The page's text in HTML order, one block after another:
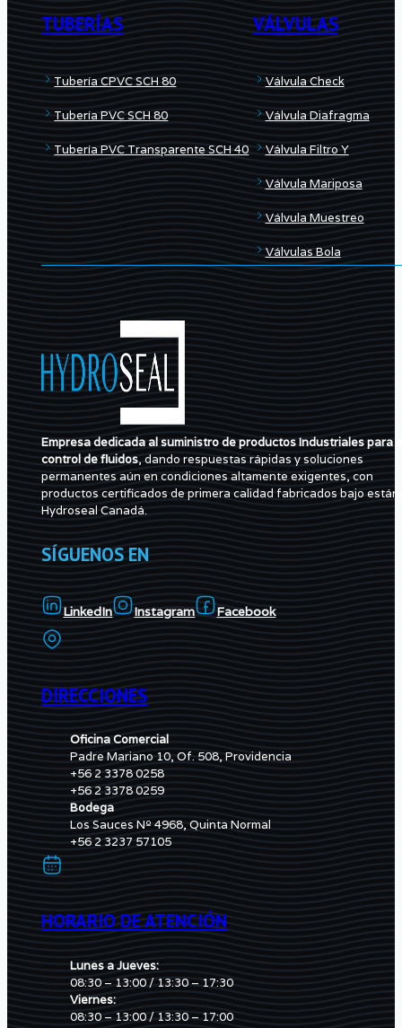
TUBERÍAS
Tubería CPVC SCH 80
Tubería PVC SCH 80
Tubería PVC Transparente SCH 40
VÁLVULAS
Válvula Check
Válvula Diafragma
Válvula Filtro Y
Válvula Mariposa
Válvula Muestreo
Válvulas Bola
Empresa dedicada al suministro de productos Industriales para
control de fluidos, dando respuestas rápidas y soluciones
permanentes aún en condiciones altamente exigentes, con
productos certificados de primera calidad fabricados bajo
Hydroseal Canadá.
SÍGUENOS EN
LinkedIn Instagram Facebook
DIRECCIONES
Oficina Comercial
Padre Mariano 10, Of. 508, Providencia
+56 2 3378 0258
+56 2 3378 0259
Bodega
Los Sauces Nº 4968, Quinta Normal
+56 2 3237 57105
HORARIO DE ATENCIÓN
Lunes a Jueves:
08:30 – 13:00 / 13:30 – 17:30
Viernes:
08:30 – 13:00 / 13:30 – 17:00